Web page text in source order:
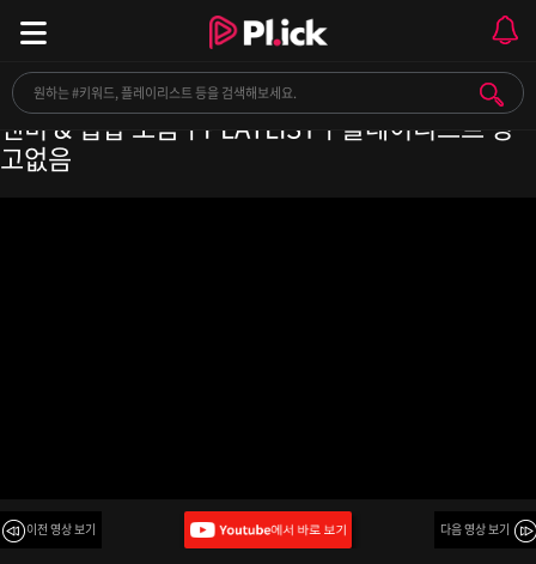
매번 들어도 질리지 않아! 언제 들어도 좋은 감성 알
앤비 & 힙합 모음ㅣPLAYLISTㅣ플레이리스트 광
고없음
이전 영상 보기 다음 영상 보기